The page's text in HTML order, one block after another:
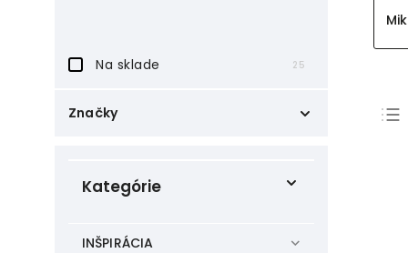
Na sklade 25
Značky
EtikButik Basics
Kategórie
INŠPIRÁCIA